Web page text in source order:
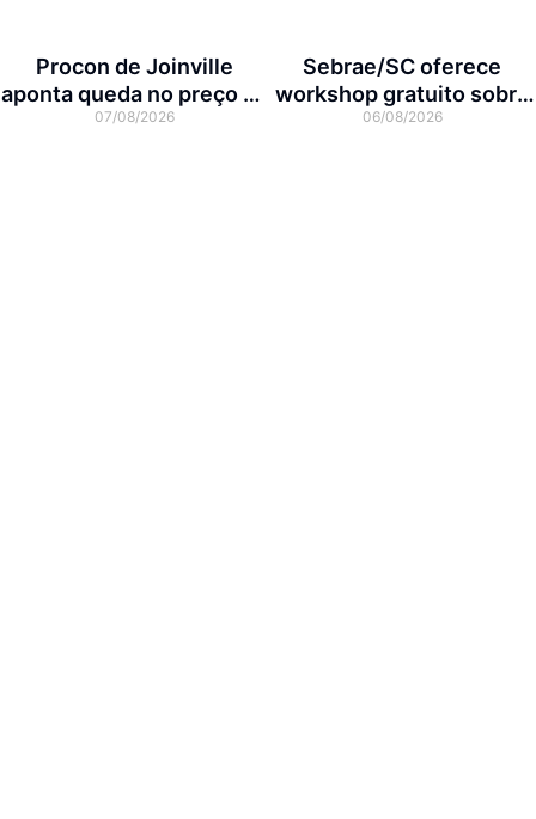
Procon de Joinville
aponta queda no preço da
cesta básica em agosto
07/08/2026
Sebrae/SC oferece
workshop gratuito sobre
franquias em Joinville
06/08/2026